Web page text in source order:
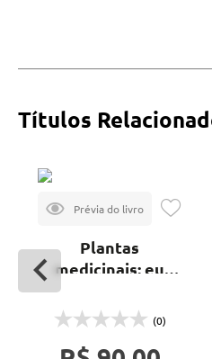
Títulos
Plantas
medicinais: eu
conheço o que
estou usando?
(0)